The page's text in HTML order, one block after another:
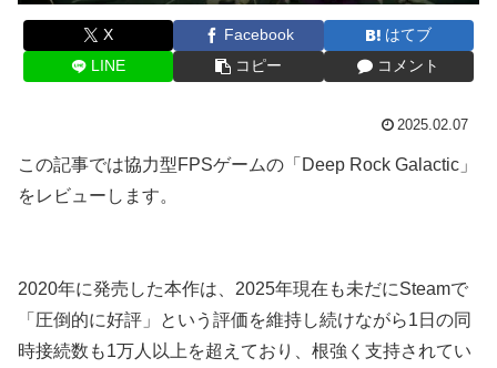
X Facebook
はてブ
LINE
コピー コメント
2025.02.07
この記事では協力型FPSゲームの「Deep Rock Galactic」
をレビューします。
2020年に発売した本作は、2025年現在も未だにSteamで
「圧倒的に好評」という評価を維持し続けながら1日の同
時接続数も1万人以上を超えており、根強く支持されてい